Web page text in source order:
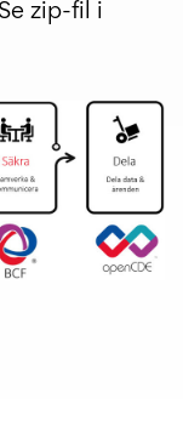
zip-fil i